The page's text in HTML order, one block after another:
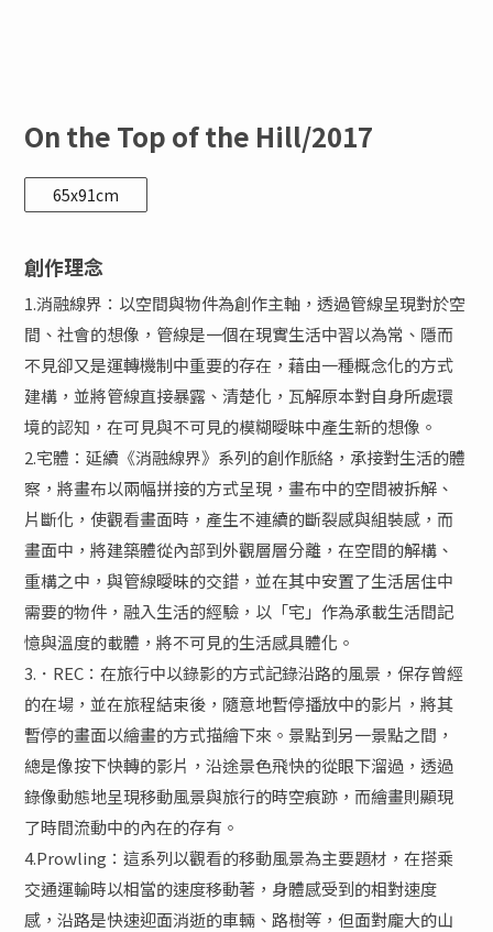
On the Top of the Hill/2017
65x91cm
創作理念
1.消融線界：以空間與物件為創作主軸，透過管線呈現對於空
間、社會的想像，管線是一個在現實生活中習以為常、隱而
不見卻又是運轉機制中重要的存在，藉由一種概念化的方式
建構，並將管線直接暴露、清楚化，瓦解原本對自身所處環
境的認知，在可見與不可見的模糊曖昧中產生新的想像。
2.宅體：延續《消融線界》系列的創作脈絡，承接對生活的體
察，將畫布以兩幅拼接的方式呈現，畫布中的空間被拆解、
片斷化，使觀看畫面時，產生不連續的斷裂感與組裝感，而
畫面中，將建築體從內部到外觀層層分離，在空間的解構、
重構之中，與管線曖昧的交錯，並在其中安置了生活居住中
需要的物件，融入生活的經驗，以「宅」作為承載生活間記
憶與溫度的載體，將不可見的生活感具體化。
3.．REC：在旅行中以錄影的方式記錄沿路的風景，保存曾經
的在場，並在旅程結束後，隨意地暫停播放中的影片，將其
暫停的畫面以繪畫的方式描繪下來。景點到另一景點之間，
總是像按下快轉的影片，沿途景色飛快的從眼下溜過，透過
錄像動態地呈現移動風景與旅行的時空痕跡，而繪畫則顯現
了時間流動中的內在的存有。
4.Prowling：這系列以觀看的移動風景為主要題材，在搭乘
交通運輸時以相當的速度移動著，身體感受到的相對速度
感，沿路是快速迎面消逝的車輛、路樹等，但面對龐大的山